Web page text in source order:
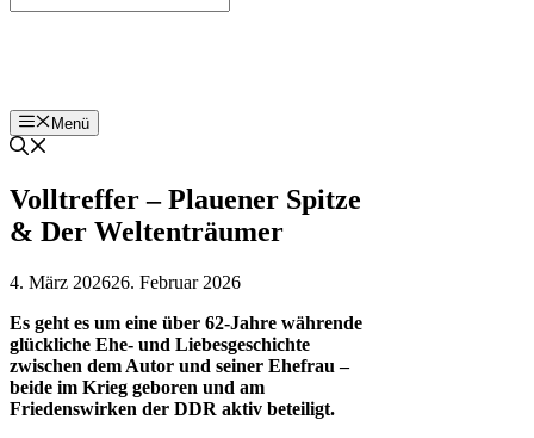
Menü
Volltreffer – Plauener Spitze
& Der Weltenträumer
4. März 202626. Februar 2026
Es geht es um eine über 62-Jahre währende
glückliche Ehe- und Liebesgeschichte
zwischen dem Autor und seiner Ehefrau –
beide im Krieg geboren und am
Friedenswirken der DDR aktiv beteiligt.